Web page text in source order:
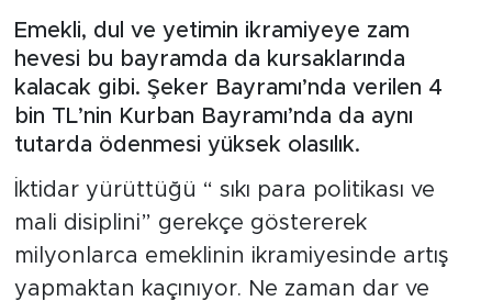
Emekli, dul ve yetimin ikramiyeye zam
hevesi bu bayramda da kursaklarında
kalacak gibi. Şeker Bayramı’nda verilen 4
bin TL’nin Kurban Bayramı’nda da aynı
tutarda ödenmesi yüksek olasılık.
İktidar yürüttüğü “ sıkı para politikası ve
mali disiplini” gerekçe göstererek
milyonlarca emeklinin ikramiyesinde artış
yapmaktan kaçınıyor. Ne zaman dar ve